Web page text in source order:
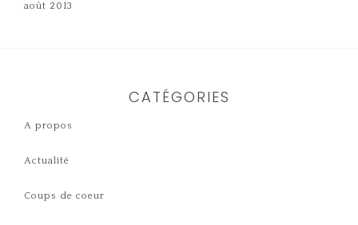
août 2013
CATÉGORIES
A propos
Actualité
Coups de coeur